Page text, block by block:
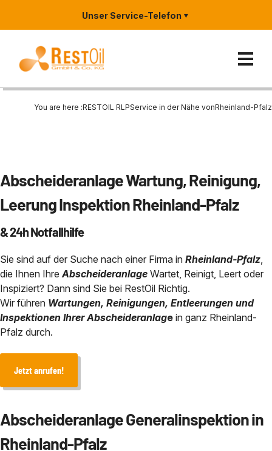
Unser Service-Telefon
Reinigung und Entleerung von
Abscheideranlagen,
Wartung
Entsorgung Ölabscheider
Abscheidersanierung
Sicherheit durch eANV
Entsorgung
Entsorgung und Verwertung
Entsorgung von
Entsorgung von
Chemisch physikalische
Branchen
Zertifizierungen
Metallverabeitung / Industrie
KFZ-Werkstatt
Bauhof / Feuerwehr
Geothermie und HDD-Spülbohr
Notfall?
Service in der Nähe von
Rheinland-Pfalz
Hessen
Bayern
Baden-Württemberg
Kontakt
You are here :RESTOIL RLPService in der Nähe vonRheinland-Pfalz
Abscheideranlage Wartung, Reinigung,
Leerung Inspektion Rheinland-Pfalz
& 24h Notfallhilfe
Sie sind auf der Suche nach einer Firma in Rheinland-Pfalz
die Ihnen Ihre Abscheideranlage Wartet, Reinigt, Leert oder
Inspiziert? Dann sind Sie bei RestOil Richtig.
Wir führen Wartungen, Reinigungen, Entleerungen und
Inspektionen Ihrer Abscheideranlage in ganz Rheinland-
Pfalz durch.
Jetzt anrufen!
Abscheideranlage Generalinspektion in
Rheinland-Pfalz